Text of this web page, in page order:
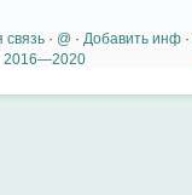
связь· @ · Добавить инф·
2016—2020